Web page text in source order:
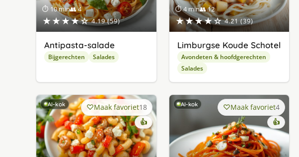
⏱ 10 min👥 4
★★★★☆ 4.19 (59)
Antipasta-salade
Bijgerechten Salades
⏱ 4 min👥 12
★★★★☆ 4.21 (39)
Limburgse Koude Schotel
Avondeten & hoofdgerechten
Salades
AI-kok Maak favoriet18
👍
AI-kok Maak favoriet4
👍